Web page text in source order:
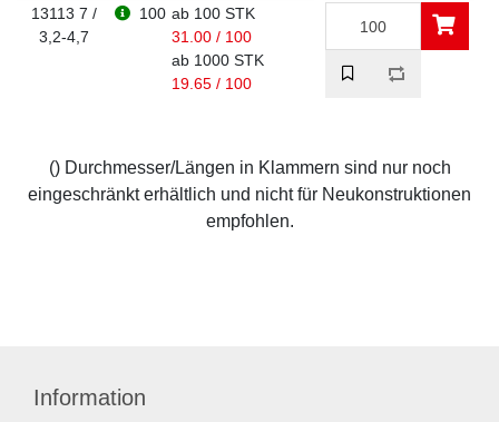
13113 7 /
3,2-4,7
100 ab 100 STK
31.00 / 100
ab 1000 STK
19.65 / 100
() Durchmesser/Längen in Klammern sind nur noch
eingeschränkt erhältlich und nicht für Neukonstruktionen
empfohlen.
Information